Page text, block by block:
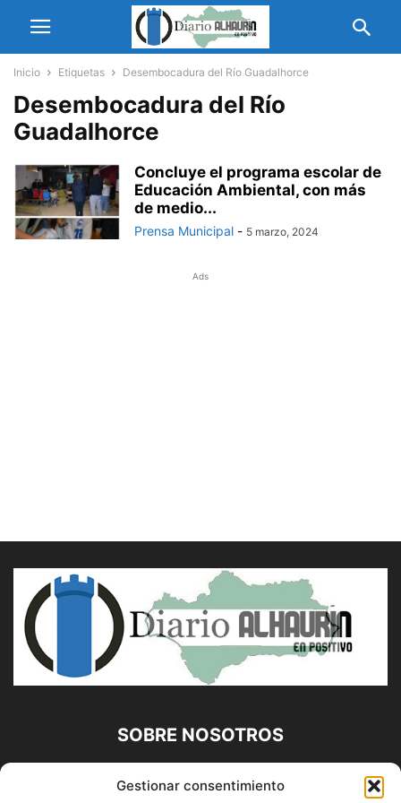
Gestionar consentimiento
Inicio Etiquetas Desembocadura del Río Guadalhorce
Desembocadura del Río
Guadalhorce
Concluye el programa escolar de
Educación Ambiental, con más
de medio...
Prensa Municipal - 5 marzo, 2024
Ads
SOBRE NOSOTROS
Diario Alhaurín (www.alhaurindelatorre.com) Propiedad de
Francisco E. López López | 639 95 71 95 | Noticias de